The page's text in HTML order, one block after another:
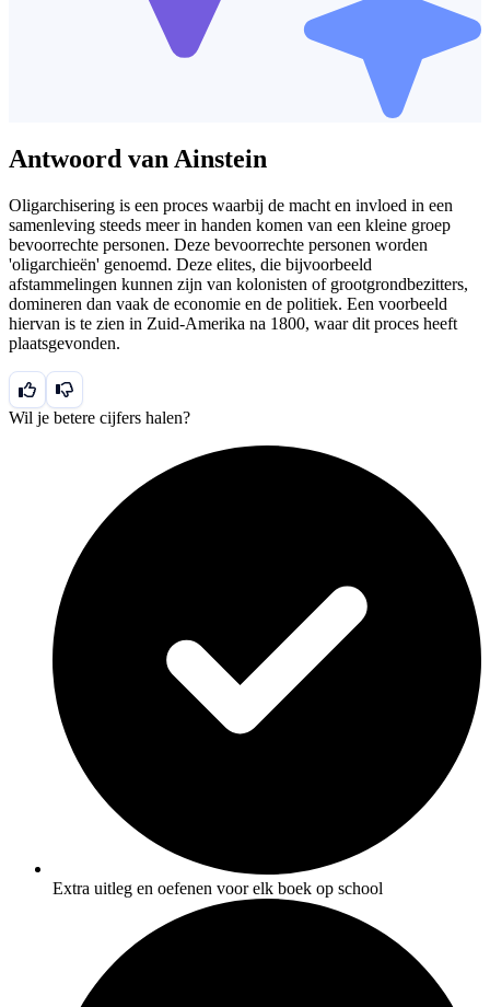
Antwoord van Ainstein
Oligarchisering is een proces waarbij de macht en invloed in een
samenleving steeds meer in handen komen van een kleine groep
bevoorrechte personen. Deze bevoorrechte personen worden
'oligarchieën' genoemd. Deze elites, die bijvoorbeeld
afstammelingen kunnen zijn van kolonisten of grootgrondbezitters,
domineren dan vaak de economie en de politiek. Een voorbeeld
hiervan is te zien in Zuid-Amerika na 1800, waar dit proces heeft
plaatsgevonden.
Wil je betere cijfers halen?
Extra uitleg en oefenen voor elk boek op school